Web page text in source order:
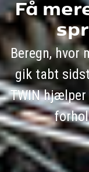
Få
Beregn, hvor
gik tabt
TWIN